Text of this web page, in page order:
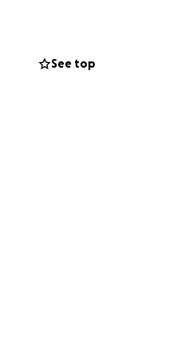
le tuerais
See top